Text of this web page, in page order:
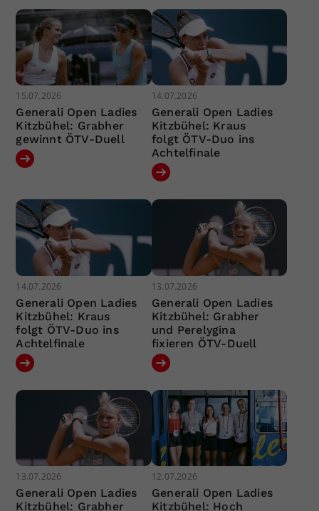
15.07.2026
Generali Open Ladies
Kitzbühel: Grabher
gewinnt ÖTV-Duell
14.07.2026
Generali Open Ladies
Kitzbühel: Kraus
folgt ÖTV-Duo ins
Achtelfinale
14.07.2026
Generali Open Ladies
Kitzbühel: Kraus
folgt ÖTV-Duo ins
Achtelfinale
13.07.2026
Generali Open Ladies
Kitzbühel: Grabher
und Perelygina
fixieren ÖTV-Duell
13.07.2026
Generali Open Ladies
Kitzbühel: Grabher
12.07.2026
Generali Open Ladies
Kitzbühel: Hoch